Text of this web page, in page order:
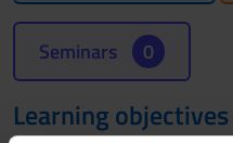
Seminars 0
Learning objectives